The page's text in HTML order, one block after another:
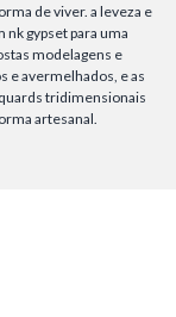
de viver. a leveza e
gypset para uma
modelagens e
e avermelhados, e as
tridimensionais
artesanal.